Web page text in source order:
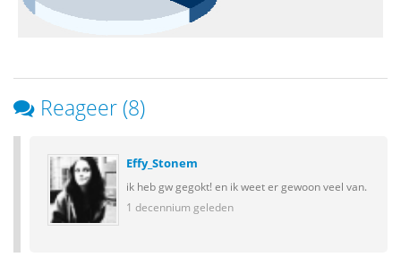
Reageer (8)
Effy_Stonem
ik heb gw gegokt! en ik weet er gewoon veel van.
1 decennium geleden